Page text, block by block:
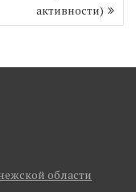
активности)
области